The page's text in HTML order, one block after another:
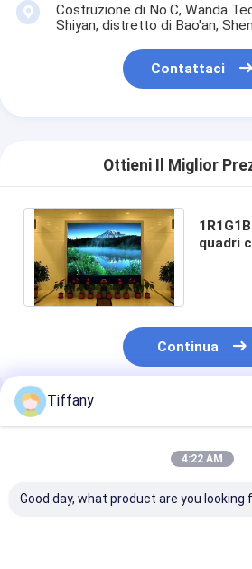
Costruzione di No.C, Wanda
Shiyan, distretto di Bao'an,
Contattaci
Ottieni Il Miglior
quadri
Continua
Prodotti Raccomandati
Tiffany
4:22 AM
Good day, what product are you looking